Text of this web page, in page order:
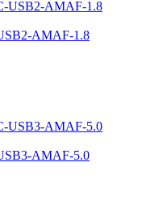
AMAF-1.8
AMAF-5.0